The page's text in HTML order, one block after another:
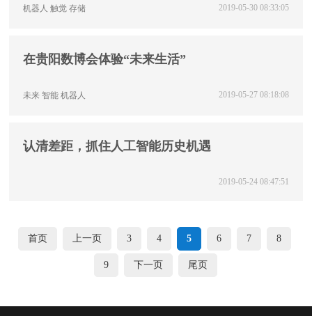
2019-05-30 08:33:05
机器人 触觉 存储
在贵阳数博会体验“未来生活”
2019-05-27 08:18:08
未来 智能 机器人
认清差距，抓住人工智能历史机遇
2019-05-24 08:47:51
首页 上一页 3 4 5 6 7 8
9 下一页 尾页